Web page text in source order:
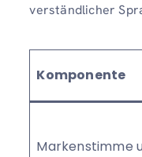
verständlicher
Komponente
Markenstimme